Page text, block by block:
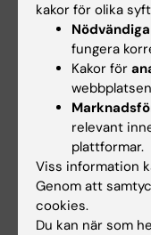
Hade du nytta
Yes
No
Christina
Redaktör: Christina
Sidan uppdaterad:
2025-
kakor för olika
Nödvändiga
fungera
Kakor för
relevant
plattformar.
Viss information
Genom att
cookies.
Du kan när som